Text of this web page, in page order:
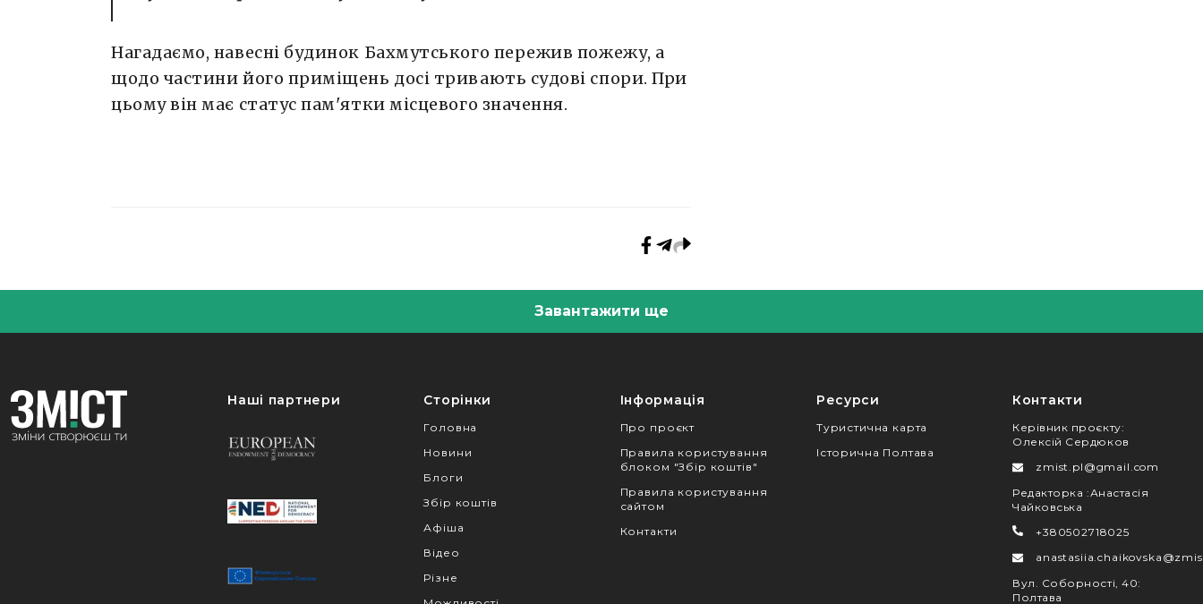
Нагадаємо, навесні будинок Бахмутського пережив пожежу, а
щодо частини його приміщень досі тривають судові спори. При
цьому він має статус пам'ятки місцевого значення.
Завантажити ще
Наші партнери Сторінки
Головна
Новини
Блоги
Збір коштів
Афіша
Відео
Різне
Інформація
Про проєкт
Правила користування
блоком "Збір коштів"
Правила користування
сайтом
Контакти
Ресурси
Туристична карта
Історична Полтава
Контакти
Керівник проєкту:
Олексій Сердюков
zmist.pl@gmail.com
Редакторка :Анастасія
Чайковська
+380502718025
Вул. Соборності, 40:
Полтава